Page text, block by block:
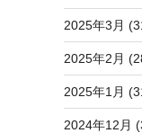
2025年3月
2025年2月
2025年1月
2024年12月